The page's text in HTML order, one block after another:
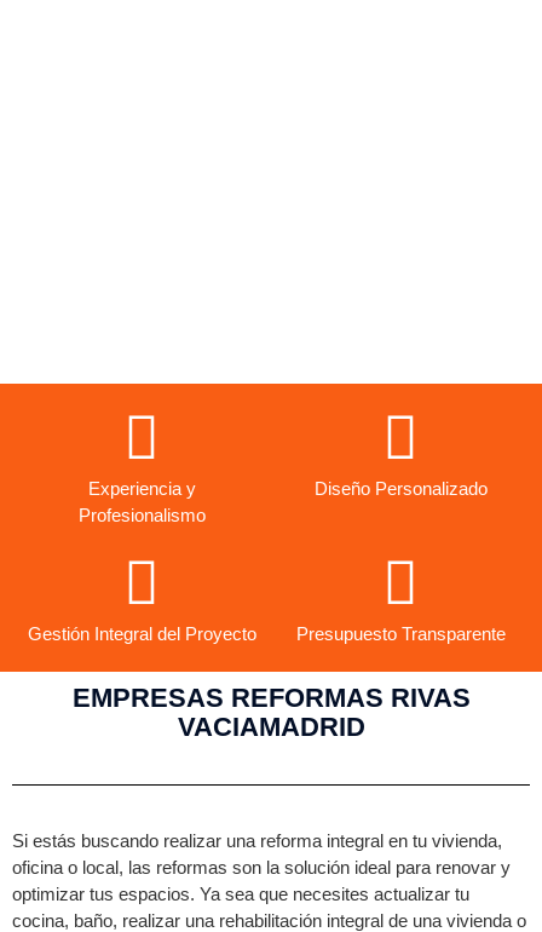
Experiencia y
Profesionalismo
Diseño Personalizado
Gestión Integral del Proyecto Presupuesto Transparente
EMPRESAS REFORMAS RIVAS
VACIAMADRID
Si estás buscando realizar una reforma integral en tu vivienda,
oficina o local, las reformas son la solución ideal para renovar y
optimizar tus espacios. Ya sea que necesites actualizar tu
cocina, baño, realizar una rehabilitación integral de una vivienda o